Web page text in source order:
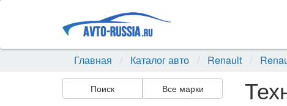
Главная Каталог авто Renault
Поиск Все марки